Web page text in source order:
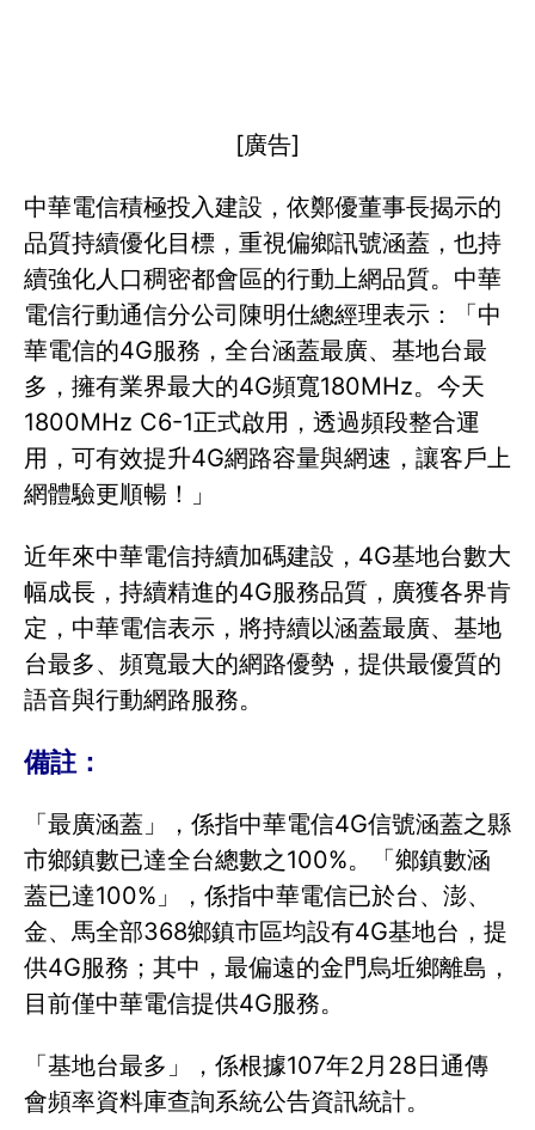
[廣告]
中華電信積極投入建設，依鄭優董事長揭示的
品質持續優化目標，重視偏鄉訊號涵蓋，也持
續強化人口稠密都會區的行動上網品質。中華
電信行動通信分公司陳明仕總經理表示：「中
華電信的4G服務，全台涵蓋最廣、基地台最
多，擁有業界最大的4G頻寬180MHz。今天
1800MHz C6-1正式啟用，透過頻段整合運
用，可有效提升4G網路容量與網速，讓客戶上
網體驗更順暢！」
近年來中華電信持續加碼建設，4G基地台數大
幅成長，持續精進的4G服務品質，廣獲各界肯
定，中華電信表示，將持續以涵蓋最廣、基地
台最多、頻寬最大的網路優勢，提供最優質的
語音與行動網路服務。
備註：
「最廣涵蓋」，係指中華電信4G信號涵蓋之縣
市鄉鎮數已達全台總數之100%。「鄉鎮數涵
蓋已達100%」，係指中華電信已於台、澎、
金、馬全部368鄉鎮市區均設有4G基地台，提
供4G服務；其中，最偏遠的金門烏坵鄉離島，
目前僅中華電信提供4G服務。
「基地台最多」，係根據107年2月28日通傳
會頻率資料庫查詢系統公告資訊統計。